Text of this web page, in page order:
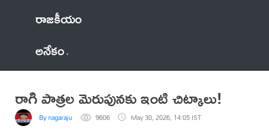
రాజకీయం
అనేకం
రాగి పాత్రల మెరుపునకు ఇంటి చిట్కాలు!
By nagaraju 9606 May 30, 2026, 14:05 IST